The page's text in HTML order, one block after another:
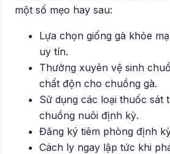
một số mẹo hay sau:
Lựa chọn giống gà khỏe
uy tín.
Thường xuyên vệ sinh
chất độn cho chuồng gà.
Sử dụng các loại thuốc sát
chuồng nuôi định kỳ.
Đăng ký tiêm phòng định
Cách ly ngay lập tức khi